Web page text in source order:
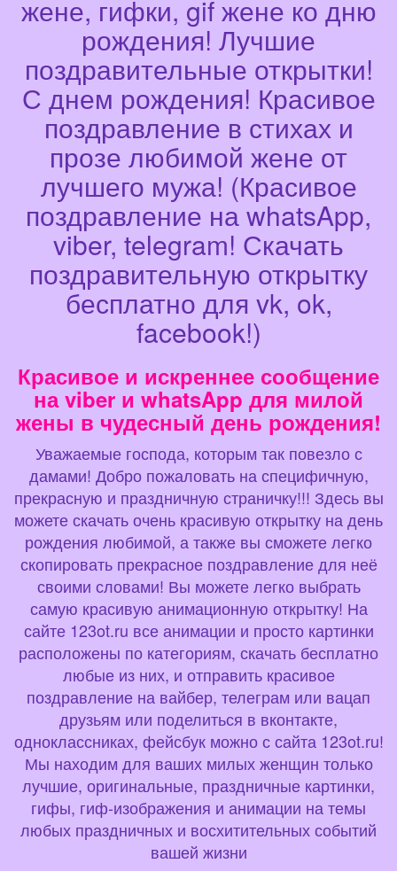
жене, гифки, gif жене ко дню
рождения! Лучшие
поздравительные открытки!
С днем рождения! Красивое
поздравление в стихах и
прозе любимой жене от
лучшего мужа! (Красивое
поздравление на whatsApp,
viber, telegram! Скачать
поздравительную открытку
бесплатно для vk, ok,
facebook!)
Красивое и искреннее сообщение
на viber и whatsApp для милой
жены в чудесный день рождения!
Уважаемые господа, которым так повезло с
дамами! Добро пожаловать на специфичную,
прекрасную и праздничную страничку!!! Здесь вы
можете скачать очень красивую открытку на день
рождения любимой, а также вы сможете легко
скопировать прекрасное поздравление для неё
своими словами! Вы можете легко выбрать
самую красивую анимационную открытку! На
сайте 123ot.ru все анимации и просто картинки
расположены по категориям, скачать бесплатно
любые из них, и отправить красивое
поздравление на вайбер, телеграм или вацап
друзьям или поделиться в вконтакте,
одноклассниках, фейсбук можно с сайта 123ot.ru!
Мы находим для ваших милых женщин только
лучшие, оригинальные, праздничные картинки,
гифы, гиф-изображения и анимации на темы
любых праздничных и восхитительных событий
вашей жизни